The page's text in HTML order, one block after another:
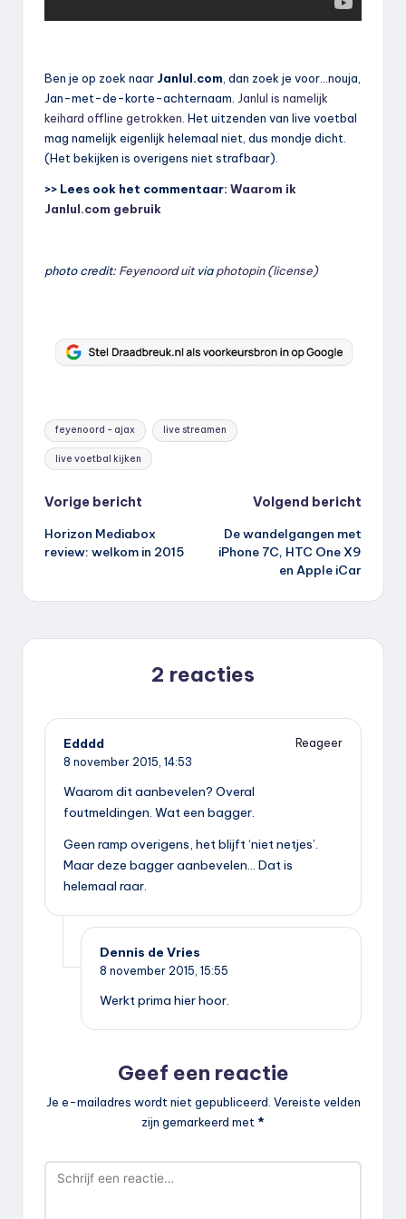
Ben je op zoek naar Janlul.com, dan zoek je voor…nouja,
Jan-met-de-korte-achternaam. Janlul is namelijk
keihard offline getrokken. Het uitzenden van live voetbal
mag namelijk eigenlijk helemaal niet, dus mondje dicht.
(Het bekijken is overigens niet strafbaar).
>> Lees ook het commentaar: Waarom ik
Janlul.com gebruik
photo credit:Feyenoord uitviaphotopin (license)
Tags:
feyenoord - ajax live streamen
live voetbal kijken
Bericht
navigatie
Vorige bericht
Horizon Mediabox
review: welkom in 2015
Volgend bericht
De wandelgangen met
iPhone 7C, HTC One X9
en Apple iCar
2 reacties
Edddd
Reageer
8 november 2015, 14:53
Waarom dit aanbevelen? Overal
foutmeldingen. Wat een bagger.
Geen ramp overigens, het blijft ‘niet netjes’.
Maar deze bagger aanbevelen… Dat is
helemaal raar.
Dennis de Vries
8 november 2015, 15:55
Werkt prima hier hoor.
Geef een reactie
Je e-mailadres wordt niet gepubliceerd. Vereiste velden
zijn gemarkeerd met *